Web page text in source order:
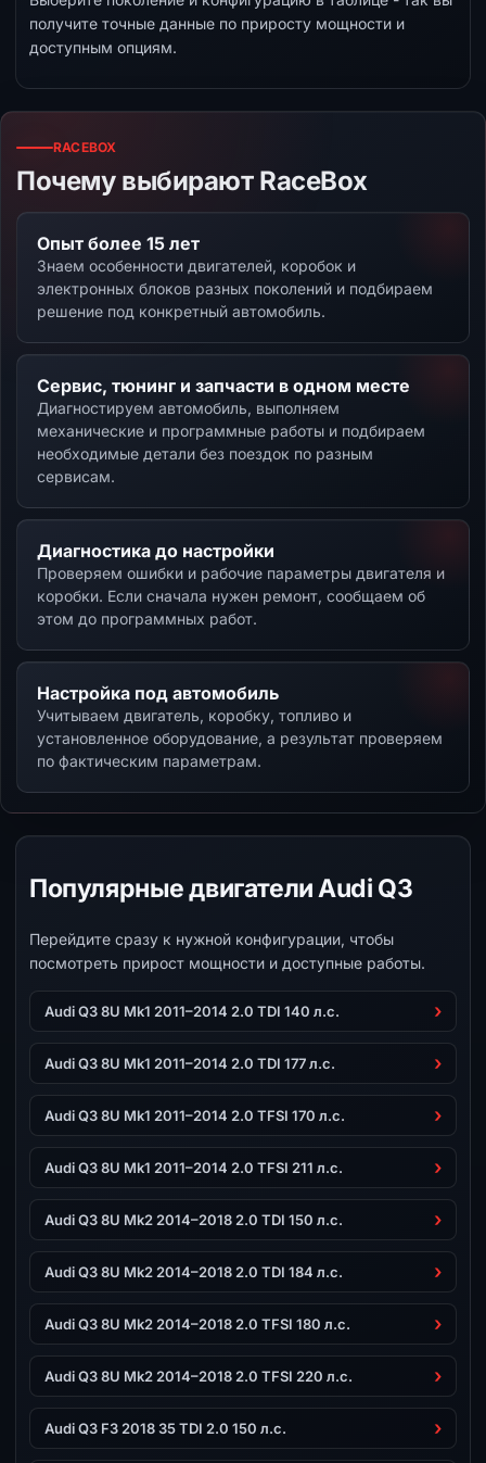
получите точные данные по приросту мощности и
доступным опциям.
RACEBOX
Почему выбирают RaceBox
Опыт более 15 лет
Знаем особенности двигателей, коробок и
электронных блоков разных поколений и подбираем
решение под конкретный автомобиль.
Сервис, тюнинг и запчасти в одном месте
Диагностируем автомобиль, выполняем
механические и программные работы и подбираем
необходимые детали без поездок по разным
сервисам.
Диагностика до настройки
Проверяем ошибки и рабочие параметры двигателя и
коробки. Если сначала нужен ремонт, сообщаем об
этом до программных работ.
Настройка под автомобиль
Учитываем двигатель, коробку, топливо и
установленное оборудование, а результат проверяем
по фактическим параметрам.
Популярные двигатели Audi Q3
Перейдите сразу к нужной конфигурации, чтобы
посмотреть прирост мощности и доступные работы.
Audi Q3 8U Mk1 2011–2014 2.0 TDI 140 л.с.
Audi Q3 8U Mk1 2011–2014 2.0 TDI 177 л.с.
Audi Q3 8U Mk1 2011–2014 2.0 TFSI 170 л.с.
Audi Q3 8U Mk1 2011–2014 2.0 TFSI 211 л.с.
Audi Q3 8U Mk2 2014–2018 2.0 TDI 150 л.с.
Audi Q3 8U Mk2 2014–2018 2.0 TDI 184 л.с.
Audi Q3 8U Mk2 2014–2018 2.0 TFSI 180 л.с.
Audi Q3 8U Mk2 2014–2018 2.0 TFSI 220 л.с.
Audi Q3 F3 2018 35 TDI 2.0 150 л.с.